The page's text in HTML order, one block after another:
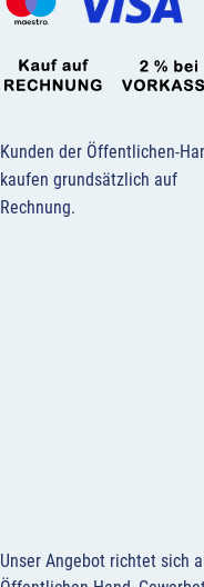
Kunden der Öffentlichen-
kaufen grundsätzlich auf
Rechnung.
Unser Angebot richtet sich